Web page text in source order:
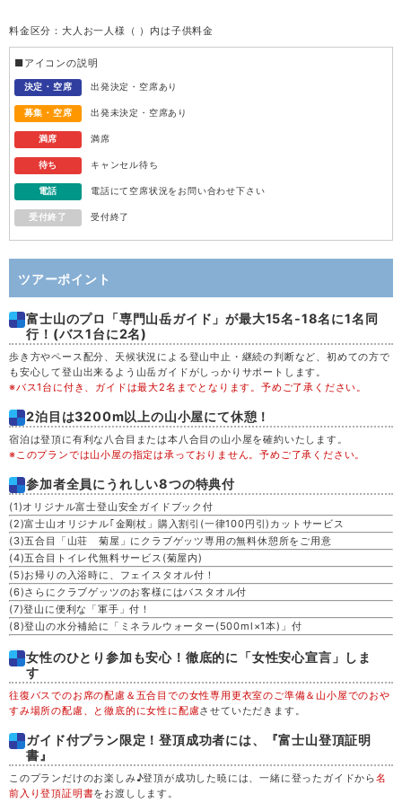
水 12
木 13
金 14
日 16
月 17
火 18
水 19
木 20
金 21
土 22
日 23
月 24
水 26
木 27
金 28
料金区分：大人お一人様（ ）内は子供料金
■アイコンの説明
決定・空席 出発決定・空席あり
募集・空席 出発未決定・空席あり
満席 満席
待ち キャンセル待ち
電話 電話にて空席状況をお問い合わせ下さい
受付終了 受付終了
ツアーポイント
富士山のプロ「専門山岳ガイド」が最大15名-18名に1名同
行！(バス1台に2名)
歩き方やペース配分、天候状況による登山中止・継続の判断など、初めての方で
も安心して登山出来るよう山岳ガイドがしっかりサポートします。
※バス1台に付き、ガイドは最大2名までとなります。予めご了承ください。
2泊目は3200m以上の山小屋にて休憩！
宿泊は登頂に有利な八合目または本八合目の山小屋を確約いたします。
※このプランでは山小屋の指定は承っておりません。予めご了承ください。
参加者全員にうれしい8つの特典付
(1)オリジナル富士登山安全ガイドブック付
(2)富士山オリジナル｢金剛杖」購入割引(一律100円引)カットサービス
(3)五合目「山荘 菊屋」にクラブゲッツ専用の無料休憩所をご用意
(4)五合目トイレ代無料サービス(菊屋内)
(5)お帰りの入浴時に、フェイスタオル付！
(6)さらにクラブゲッツのお客様にはバスタオル付
(7)登山に便利な「軍手」付！
(8)登山の水分補給に「ミネラルウォーター(500ml×1本)」付
女性のひとり参加も安心！徹底的に「女性安心宣言」しま
す
往復バスでのお席の配慮＆五合目での女性専用更衣室のご準備＆山小屋でのおや
すみ場所の配慮、と徹底的に女性に配慮させていただきます。
ガイド付プラン限定！登頂成功者には、『富士山登頂証明
書』
このプランだけのお楽しみ♪登頂が成功した暁には、一緒に登ったガイドから名
前入り登頂証明書をお渡しします。